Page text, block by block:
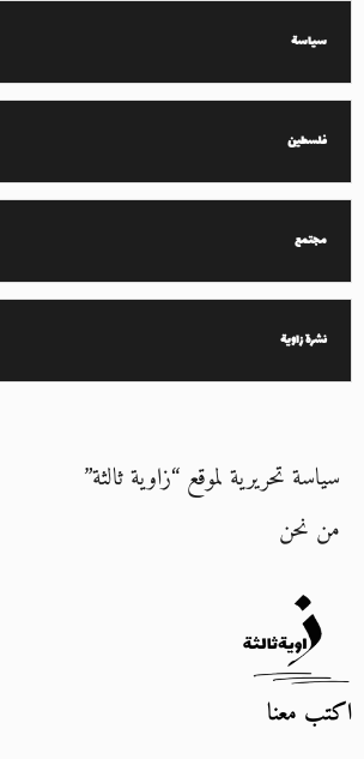
سياسة
فلسطين
مجتمع
نشرة زاوية
سياسة تحريرية لموقع “زاوية ثالثة”
من نحن
اكتب معنا